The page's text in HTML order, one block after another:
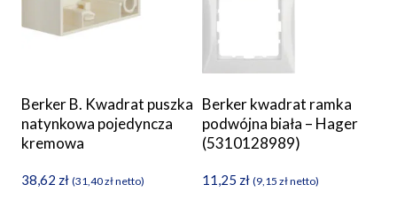
Berker B. Kwadrat puszka
natynkowa pojedyncza
kremowa
38,62 zł (31,40złnetto)
Berker kwadrat ramka
podwójna biała – Hager
(5310128989)
11,25 zł (9,15 złnetto)